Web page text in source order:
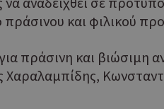
και φιλικού
πράσινη και βιώσιμη
Χαραλαμπίδης,